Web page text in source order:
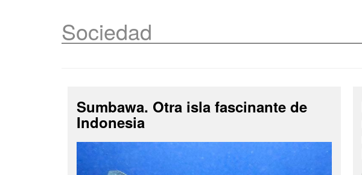
Sociedad
Sumbawa. Otra isla fascinante de
Indonesia